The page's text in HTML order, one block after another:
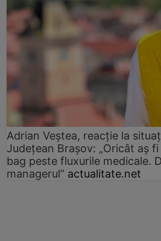
Adrian Veștea, reacție la
Județean Brașov: „Oricât aș
bag peste fluxurile medicale.
managerul” actualitate.net